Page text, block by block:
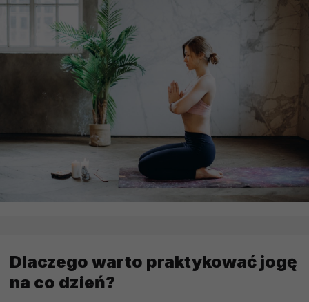
Dlaczego warto praktykować jogę
na co dzień?